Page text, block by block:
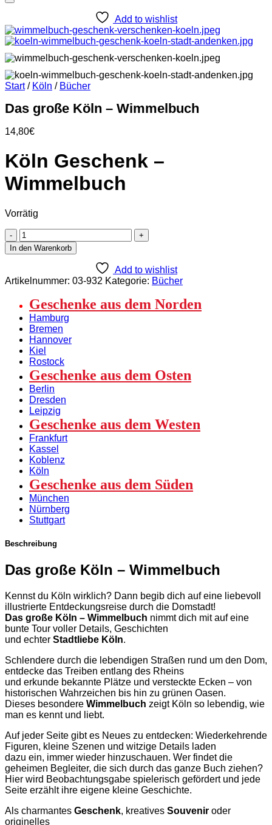
Add to wishlist
Start / Köln / Bücher
Das große Köln – Wimmelbuch
14,80€
Köln Geschenk –
Wimmelbuch
Vorrätig
Das
große
Köln
Wimmelbuch
In den Warenkorb
Add to wishlist
Artikelnummer: 03-932 Kategorie: Bücher
Geschenke aus dem Norden
Hamburg
Bremen
Hannover
Kiel
Rostock
Geschenke aus dem Osten
Berlin
Dresden
Leipzig
Geschenke aus dem Westen
Frankfurt
Kassel
Koblenz
Köln
Geschenke aus dem Süden
München
Nürnberg
Stuttgart
Beschreibung
Das große Köln – Wimmelbuch
Kennst du Köln wirklich? Dann begib dich auf eine liebevoll
illustrierte Entdeckungsreise durch die Domstadt!
Das große Köln – Wimmelbuch nimmt dich mit auf eine
bunte Tour voller Details, Geschichten
und echter Stadtliebe Köln.
Schlendere durch die lebendigen Straßen rund um den Dom,
entdecke das Treiben entlang des Rheins
und erkunde bekannte Plätze und versteckte Ecken – von
historischen Wahrzeichen bis hin zu grünen Oasen.
Dieses besondere Wimmelbuch zeigt Köln so lebendig, wie
man es kennt und liebt.
Auf jeder Seite gibt es Neues zu entdecken: Wiederkehrende
Figuren, kleine Szenen und witzige Details laden
dazu ein, immer wieder hinzuschauen. Wer findet die
geheimen Begleiter, die sich durch das ganze Buch ziehen?
Hier wird Beobachtungsgabe spielerisch gefördert und jede
Seite erzählt ihre eigene kleine Geschichte.
Als charmantes Geschenk, kreatives Souvenir oder
originelles